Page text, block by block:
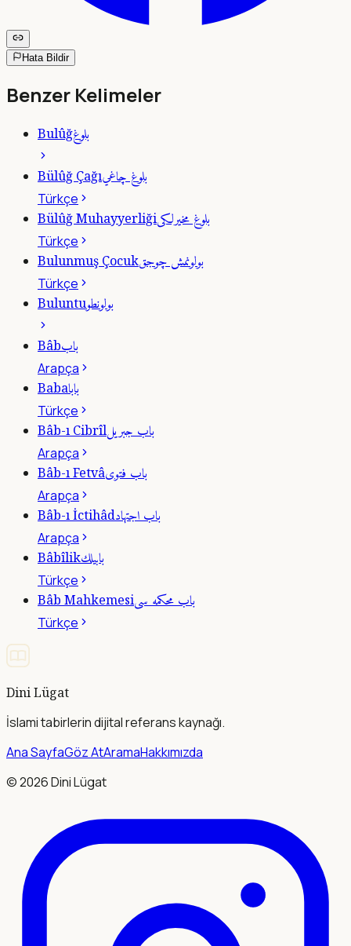
Hata Bildir
Benzer Kelimeler
Bulûğبلوغ
Bülûğ Çağıبلوغ چاغي
Türkçe
Bülûğ Muhayyerliğiبلوغ مخيرلكى
Türkçe
Bulunmuş Çocukبولونمش چوجق
Türkçe
Buluntuبولونطو
Bâbباب
Arapça
Babaبابا
Türkçe
Bâb-ı Cibrîlباب جبريل
Arapça
Bâb-ı Fetvâباب فتوى
Arapça
Bâb-ı İctihâdباب اجتهاد
Arapça
Bâbîlikبابيلك
Türkçe
Bâb Mahkemesiباب محكمه سى
Türkçe
Dini Lügat
İslami tabirlerin dijital referans kaynağı.
Ana SayfaGöz AtAramaHakkımızda
©2026Dini Lügat